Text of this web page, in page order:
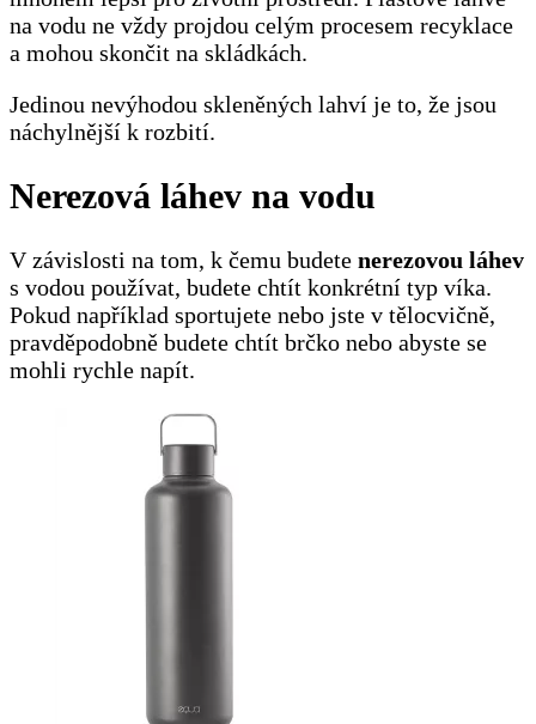
na vodu ne vždy projdou celým procesem recyklace
a mohou skončit na skládkách.
Jedinou nevýhodou skleněných lahví je to, že jsou
náchylnější k rozbití.
Nerezová láhev na vodu
V závislosti na tom, k čemu budete nerezovou láhev
s vodou používat, budete chtít konkrétní typ víka.
Pokud například sportujete nebo jste v tělocvičně,
pravděpodobně budete chtít brčko nebo abyste se
mohli rychle napít.